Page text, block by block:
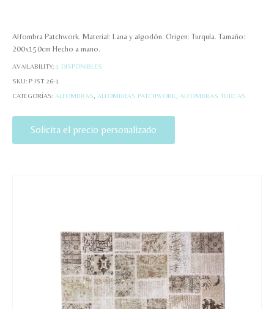
Alfombra Patchwork. Material: Lana y algodón. Origen: Turquía. Tamaño:
200x150cm Hecho a mano.
AVAILABILITY: 1 DISPONIBLES
SKU: P IST 26-1
CATEGORÍAS: ALFOMBRAS ALFOMBRAS PATCHWORK ALFOMBRAS TURCAS
Solicita el precio personalizado